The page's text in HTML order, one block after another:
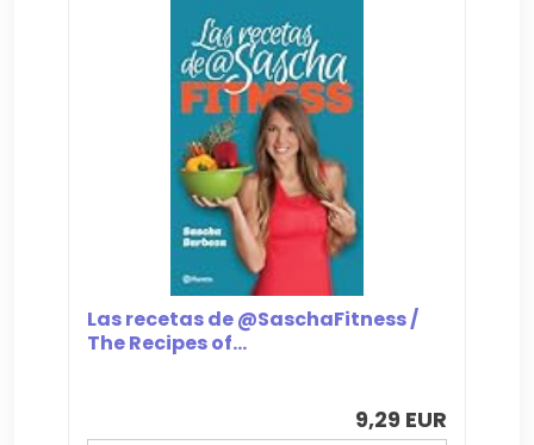
Las recetas de @SaschaFitness /
The Recipes of...
9,29 EUR